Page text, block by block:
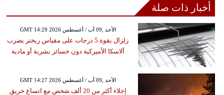
أخبار ذات صلة
GMT 14:29 2026 الأحد ,09 آب / أغسطس
زلزال بقوة 5 درجات على مقياس ريختر يضرب
ألاسكا الأميركية دون خسائر بشرية أو مادية
GMT 14:27 2026 الأحد ,09 آب / أغسطس
إجلاء أكثر من 20 ألف شخص مع اتساع حريق